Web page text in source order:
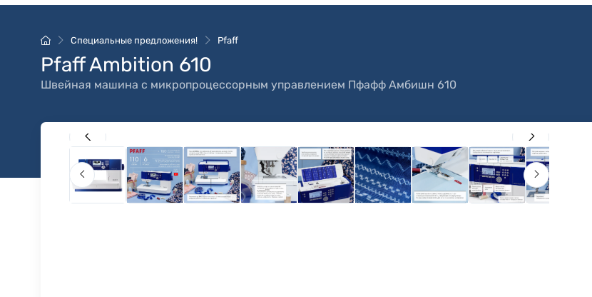
Специальные предложения! Pfaff
Pfaff Ambition 610
Швейная машина с микропроцессорным управлением Пфафф Амбишн 610